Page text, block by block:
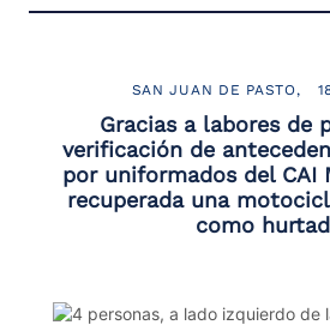
SAN JUAN DE PASTO
Gracias a labores de
verificación de
por uniformados del CAI
recuperada una
como